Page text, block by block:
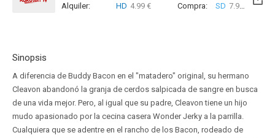
Alquiler:
HD 4.99 € Compra: SD 7.99 € HD
Sinopsis
A diferencia de Buddy Bacon en el "matadero" original, su hermano
Cleavon abandonó la granja de cerdos salpicada de sangre en busca
de una vida mejor. Pero, al igual que su padre, Cleavon tiene un hijo
mudo apasionado por la cecina casera Wonder Jerky a la parrilla.
Cualquiera que se adentre en el rancho de los Bacon, rodeado de